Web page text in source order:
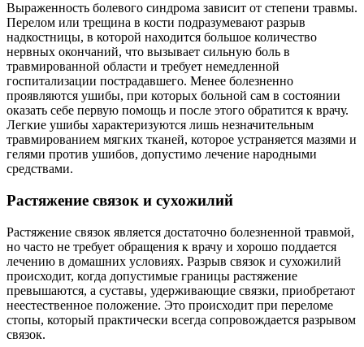
Выраженность болевого синдрома зависит от степени травмы.
Перелом или трещина в кости подразумевают разрыв
надкостницы, в которой находится большое количество
нервных окончаний, что вызывает сильную боль в
травмированной области и требует немедленной
госпитализации пострадавшего. Менее болезненно
проявляются ушибы, при которых больной сам в состоянии
оказать себе первую помощь и после этого обратится к врачу.
Легкие ушибы характеризуются лишь незначительным
травмированием мягких тканей, которое устраняется мазями и
гелями против ушибов, допустимо лечение народными
средствами.
Растяжение связок и сухожилий
Растяжение связок является достаточно болезненной травмой,
но часто не требует обращения к врачу и хорошо поддается
лечению в домашних условиях. Разрыв связок и сухожилий
происходит, когда допустимые границы растяжение
превышаются, а суставы, удерживающие связки, приобретают
неестественное положение. Это происходит при переломе
стопы, который практически всегда сопровождается разрывом
связок.